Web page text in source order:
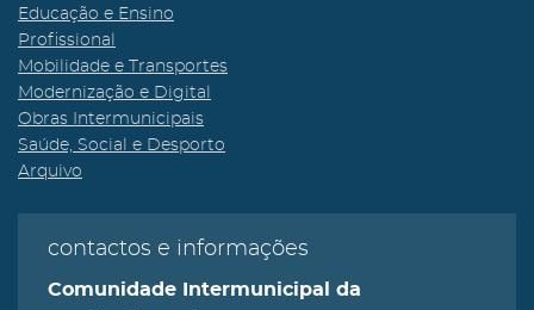
Educação e Ensino
Profissional
Mobilidade e Transportes
Modernização e Digital
Obras Intermunicipais
Saúde, Social e Desporto
Arquivo
contactos e informações
Comunidade Intermunicipal da